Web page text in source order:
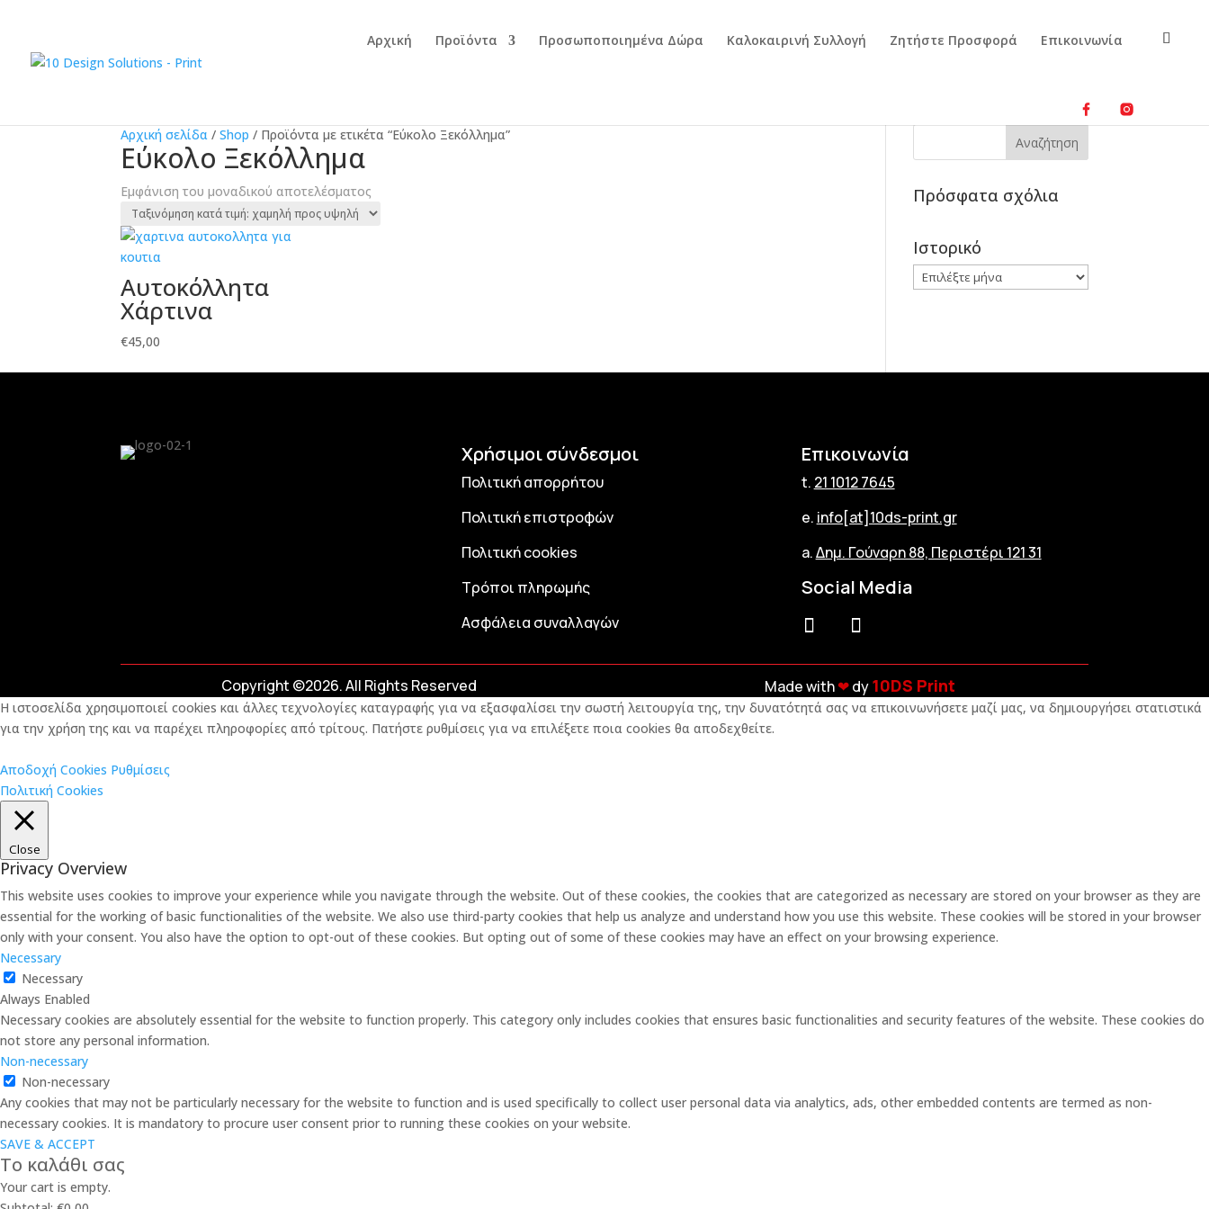
Αρχική Προϊόντα Προσωποποιημένα Δώρα Καλοκαιρινή Συλλογή Ζητήστε Προσφορά Επικοινωνία
Αρχική σελίδα /Shop / Προϊόντα με ετικέτα “Εύκολο Ξεκόλλημα”
Εύκολο Ξεκόλλημα
Εμφάνιση του μοναδικού αποτελέσματος
Αυτοκόλλητα
Χάρτινα
€45,00
Πρόσφατα σχόλια
Ιστορικό
Ιστορικό
Χρήσιμοι σύνδεσμοι
Πολιτική απορρήτου
Πολιτική επιστροφών
Πολιτική cookies
Τρόποι πληρωμής
Ασφάλεια συναλλαγών
Επικοινωνία
t. 21 1012 7645
e. info[at]10ds-print.gr
a.Δημ. Γούναρη 88, Περιστέρι 121 31
Social Media
Copyright ©2026. All Rights Reserved Made with❤︎dy10DS Print
Η ιστοσελίδα χρησιμοποιεί cookies και άλλες τεχνολογίες καταγραφής για να εξασφαλίσει την σωστή λειτουργία της, την δυνατότητά σας να επικοινωνήσετε μαζί μας, να δημιουργήσει στατιστικά
για την χρήση της και να παρέχει πληροφορίες από τρίτους. Πατήστε ρυθμίσεις για να επιλέξετε ποια cookies θα αποδεχθείτε.
Αποδοχή Cookies Ρυθμίσεις
Πολιτική Cookies
Close
Privacy Overview
This website uses cookies to improve your experience while you navigate through the website. Out of these cookies, the cookies that are categorized as necessary are stored on your browser as they are
essential for the working of basic functionalities of the website. We also use third-party cookies that help us analyze and understand how you use this website. These cookies will be stored in your browser
only with your consent. You also have the option to opt-out of these cookies. But opting out of some of these cookies may have an effect on your browsing experience.
Necessary
Necessary
Always Enabled
Necessary cookies are absolutely essential for the website to function properly. This category only includes cookies that ensures basic functionalities and security features of the website. These cookies do
not store any personal information.
Non-necessary
Non-necessary
Any cookies that may not be particularly necessary for the website to function and is used specifically to collect user personal data via analytics, ads, other embedded contents are termed as non-
necessary cookies. It is mandatory to procure user consent prior to running these cookies on your website.
SAVE & ACCEPT
Το καλάθι σας
Your cart is empty.